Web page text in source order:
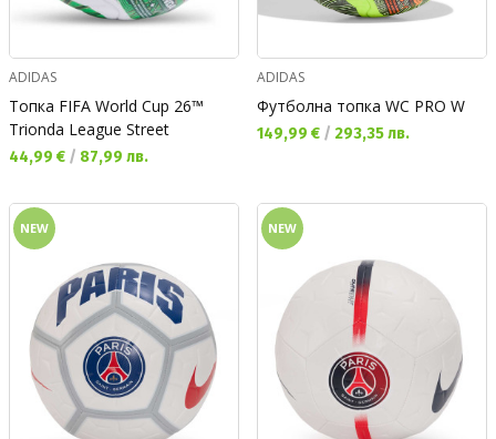
ADIDAS
Топка FIFA World Cup 26™
Trionda League Street
Текуща цена:
44,99 € / 87,99 лв.
ADIDAS
Футболна топка WC PRO W
Текуща цена:
149,99 € / 293,35 лв.
NEW NEW